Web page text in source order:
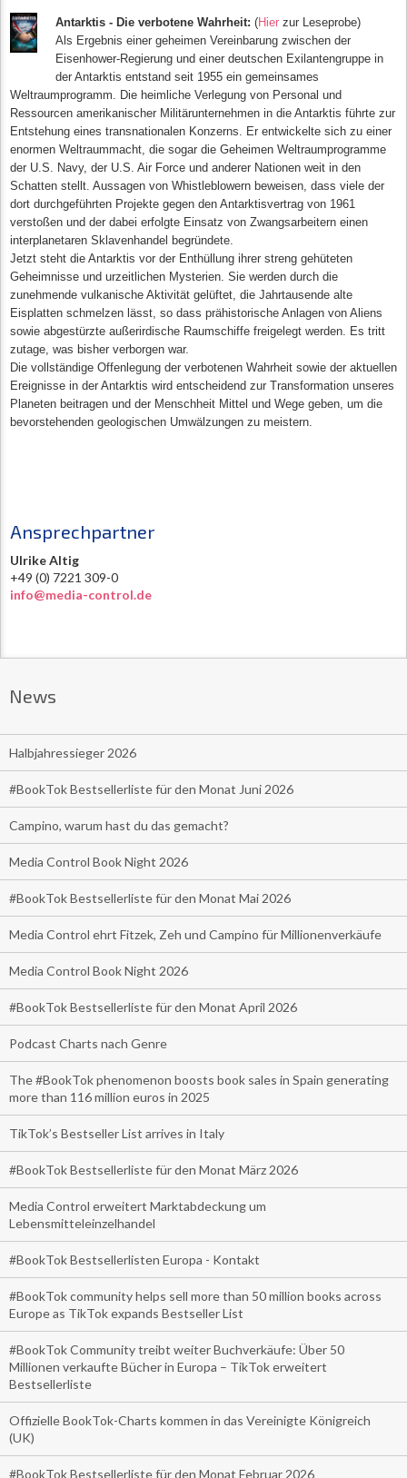
Antarktis - Die verbotene Wahrheit: (Hierzur Leseprobe)
Als Ergebnis einer geheimen Vereinbarung zwischen der
Eisenhower-Regierung und einer deutschen Exilantengruppe in
der Antarktis entstand seit 1955 ein gemeinsames
Weltraumprogramm. Die heimliche Verlegung von Personal und
Ressourcen amerikanischer Militärunternehmen in die Antarktis führte zur
Entstehung eines transnationalen Konzerns. Er entwickelte sich zu einer
enormen Weltraummacht, die sogar die Geheimen Weltraumprogramme
der U.S. Navy, der U.S. Air Force und anderer Nationen weit in den
Schatten stellt. Aussagen von Whistleblowern beweisen, dass viele der
dort durchgeführten Projekte gegen den Antarktisvertrag von 1961
verstoßen und der dabei erfolgte Einsatz von Zwangsarbeitern einen
interplanetaren Sklavenhandel begründete.
Jetzt steht die Antarktis vor der Enthüllung ihrer streng gehüteten
Geheimnisse und urzeitlichen Mysterien. Sie werden durch die
zunehmende vulkanische Aktivität gelüftet, die Jahrtausende alte
Eisplatten schmelzen lässt, so dass prähistorische Anlagen von Aliens
sowie abgestürzte außerirdische Raumschiffe freigelegt werden. Es tritt
zutage, was bisher verborgen war.
Die vollständige Offenlegung der verbotenen Wahrheit sowie der aktuellen
Ereignisse in der Antarktis wird entscheidend zur Transformation unseres
Planeten beitragen und der Menschheit Mittel und Wege geben, um die
bevorstehenden geologischen Umwälzungen zu meistern.
Ansprechpartner
Ulrike Altig
+49 (0) 7221 309-0
info@media-control.de
News
Halbjahressieger 2026
#BookTok Bestsellerliste für den Monat Juni 2026
Campino, warum hast du das gemacht?
Media Control Book Night 2026
#BookTok Bestsellerliste für den Monat Mai 2026
Media Control ehrt Fitzek, Zeh und Campino für Millionenverkäufe
Media Control Book Night 2026
#BookTok Bestsellerliste für den Monat April 2026
Podcast Charts nach Genre
The #BookTok phenomenon boosts book sales in Spain generating
more than 116 million euros in 2025
TikTok’s Bestseller List arrives in Italy
#BookTok Bestsellerliste für den Monat März 2026
Media Control erweitert Marktabdeckung um
Lebensmitteleinzelhandel
#BookTok Bestsellerlisten Europa - Kontakt
#BookTok community helps sell more than 50 million books across
Europe as TikTok expands Bestseller List
#BookTok Community treibt weiter Buchverkäufe: Über 50
Millionen verkaufte Bücher in Europa – TikTok erweitert
Bestsellerliste
Offizielle BookTok-Charts kommen in das Vereinigte Königreich
(UK)
#BookTok Bestsellerliste für den Monat Februar 2026